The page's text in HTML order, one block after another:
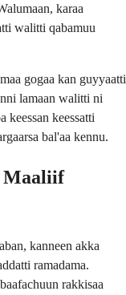
karaa
walitti qabamuu
gogaa kan guyyaatti
lamaan walitti ni
keessan keessatti
bal'aa kennu.
Maaliif
kanneen akka
ramadama.
rakkisaa